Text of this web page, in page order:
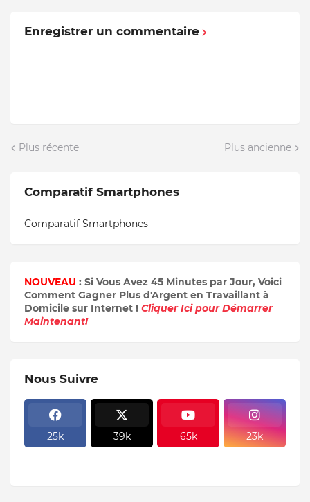
Enregistrer un commentaire
Plus récente Plus ancienne
Comparatif Smartphones
Comparatif Smartphones
NOUVEAU : Si Vous Avez 45 Minutes par Jour, Voici
Comment Gagner Plus d'Argent en Travaillant à
Domicile sur Internet ! Cliquer Ici pour Démarrer
Maintenant!
Nous Suivre
25k 39k 65k 23k